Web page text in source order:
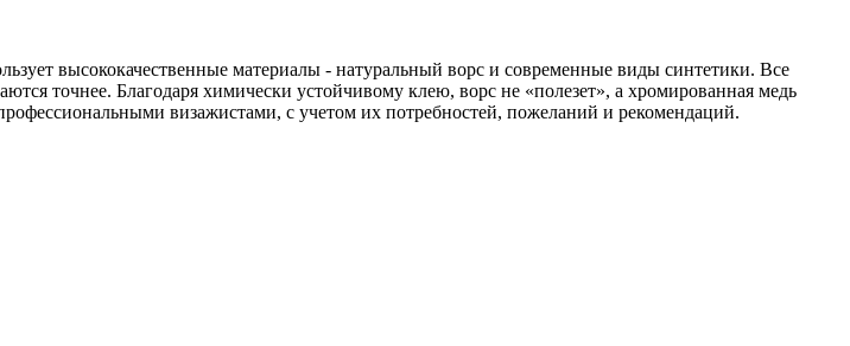
высококачественные материалы - натуральный ворс и современные виды синтетики. Все
точнее. Благодаря химически устойчивому клею, ворс не «полезет», а хромированная медь
льными визажистами, с учетом их потребностей, пожеланий и рекомендаций.